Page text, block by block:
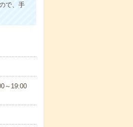
で、手
～19:00